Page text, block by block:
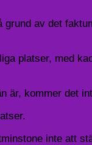
av det
platser, med
är, kommer det
inte att